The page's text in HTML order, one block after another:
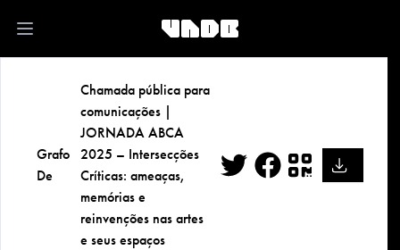
Open main menu
Grafo
De
Chamada pública para
comunicações |
JORNADA ABCA
2025 – Intersecções
Críticas: ameaças,
memórias e
reinvenções nas artes
e seus espaços
Facebook
QR